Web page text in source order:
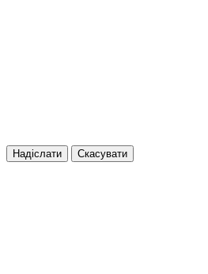
Надіслати Скасувати